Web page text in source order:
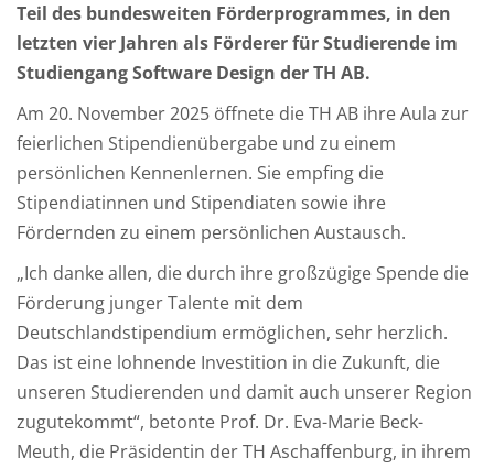
Teil des bundesweiten Förderprogrammes, in den
letzten vier Jahren als Förderer für Studierende im
Studiengang Software Design der TH AB.
Am 20. November 2025 öffnete die TH AB ihre Aula zur
feierlichen Stipendienübergabe und zu einem
persönlichen Kennenlernen. Sie empfing die
Stipendiatinnen und Stipendiaten sowie ihre
Fördernden zu einem persönlichen Austausch.
„Ich danke allen, die durch ihre großzügige Spende die
Förderung junger Talente mit dem
Deutschlandstipendium ermöglichen, sehr herzlich.
Das ist eine lohnende Investition in die Zukunft, die
unseren Studierenden und damit auch unserer Region
zugutekommt“, betonte Prof. Dr. Eva-Marie Beck-
Meuth, die Präsidentin der TH Aschaffenburg, in ihrem